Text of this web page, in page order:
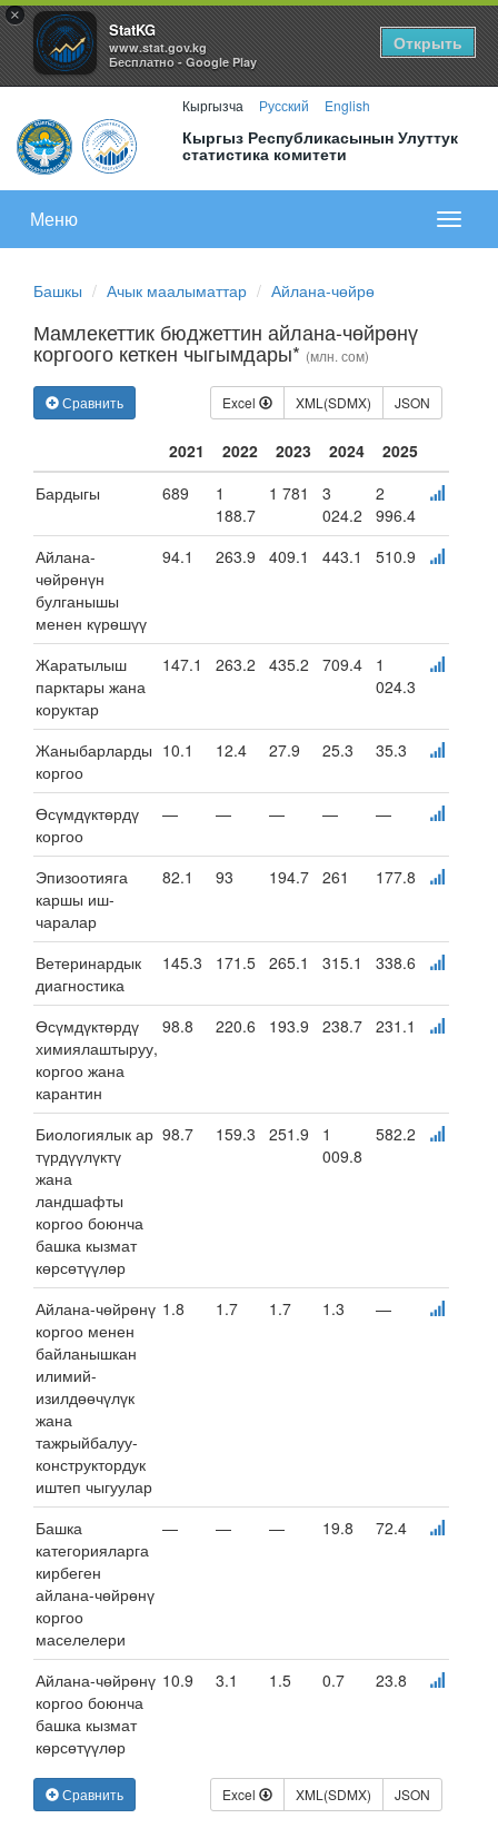
×
StatKG
www.stat.gov.kg
Бесплатно - Google Play
Открыть
Кыргызча Русский English
Кыргыз Республикасынын Улуттук
статистика комитети
меню
Меню
Башкы Ачык маалыматтар Айлана-чөйрө
Мамлекеттик бюджеттин айлана-чөйрөнү
коргоого кеткен чыгымдары* (млн. сом)
Сравнить Excel XML(SDMX) JSON
2021 2022 2023 2024
2025
Бардыгы
689
1
188.7
1 781
3
024.2
2
996.4
Айлана-
чөйрөнүн
булганышы
менен күрөшүү
94.1 263.9 409.1 443.1 510.9
Жаратылыш
парктары жана
коруктар
147.1 263.2 435.2 709.4
1
024.3
Жаныбарларды
коргоо
10.1 12.4 27.9 25.3 35.3
Өсүмдүктөрдү
коргоо
— — — — —
Эпизоотияга
каршы иш-
чаралар
82.1 93 194.7 261 177.8
Ветеринардык
диагностика
145.3 171.5 265.1 315.1 338.6
Өсүмдүктөрдү
химиялаштыруу,
коргоо жана
карантин
98.8 220.6 193.9 238.7 231.1
Биологиялык ар
түрдүүлүктү
жана
ландшафты
коргоо боюнча
башка кызмат
көрсөтүүлөр
98.7 159.3 251.9
1
009.8
582.2
Айлана-чөйрөнү
коргоо менен
байланышкан
илимий-
изилдөөчүлүк
жана
тажрыйбалуу-
конструктордук
иштеп чыгуулар
1.8 1.7 1.7 1.3 —
Башка
категорияларга
кирбеген
айлана-чөйрөнү
коргоо
маселелери
— — — 19.8 72.4
Айлана-чөйрөнү
коргоо боюнча
башка кызмат
көрсөтүүлөр
10.9 3.1 1.5 0.7 23.8
Сравнить Excel XML(SDMX) JSON